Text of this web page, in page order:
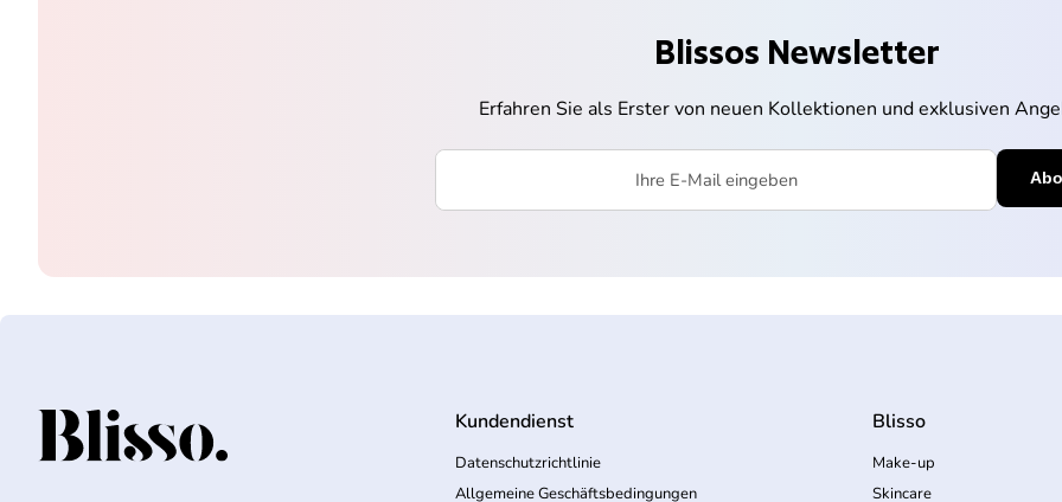
Blissos Newsletter
Erfahren Sie als Erster von neuen Kollektionen und exklusiven
Startseite Kundendienst
Datenschutzrichtlinie
Allgemeine Geschäftsbedingungen
Blisso
Make-up
Skincare